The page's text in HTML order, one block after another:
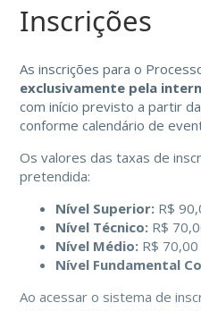
Inscrições
As inscrições para o
exclusivamente pela
com início previsto a partir
conforme calendário de
Os valores das taxas de
pretendida:
Nível Superior: R$
Nível Técnico: R$
Nível Médio: R$ 70,00
Nível Fundamental
Ao acessar o sistema de